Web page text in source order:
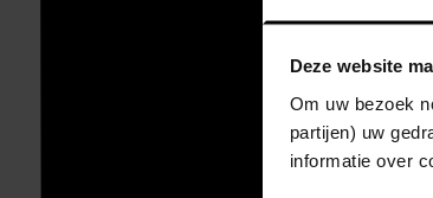
Deze website
Om uw bezoek
partijen) uw
informatie over